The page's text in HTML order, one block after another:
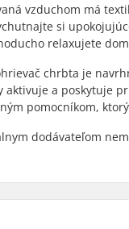
vzduchom má
si
relaxujete
chrbta je
aktivuje a poskytuje
pomocníkom,
dodávateľom